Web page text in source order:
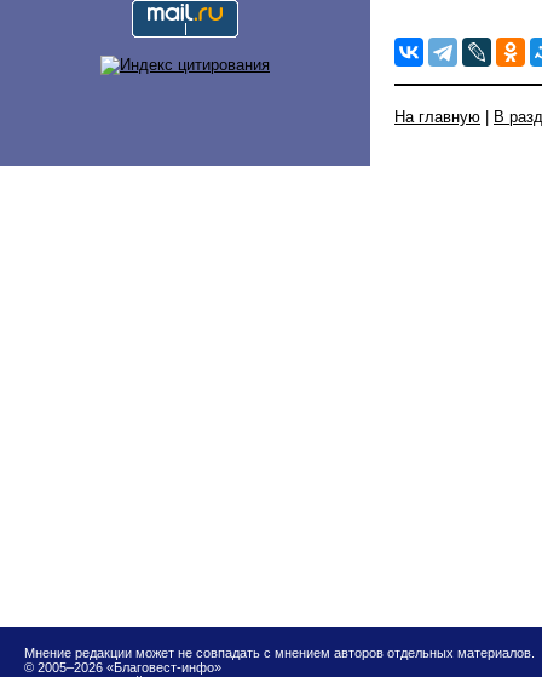
На главную | В
Мнение редакции может не совпадать с мнением авторов отдельных материалов.
© 2005–2026 «Благовест-инфо»